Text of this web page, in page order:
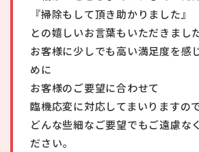
『掃除もして頂き助かりました』
との嬉しいお言葉もいただきました
お客様に少しでも高い満足度を感
めに
お客様のご要望に合わせて
臨機応変に対応してまいりますの
どんな些細なご要望でもご遠慮な
ださい。